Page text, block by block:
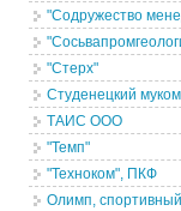
"Содружество
"Стерх"
Студенецкий
ТАИС ООО
"Темп"
"Техноком", ПКФ
Олимп,